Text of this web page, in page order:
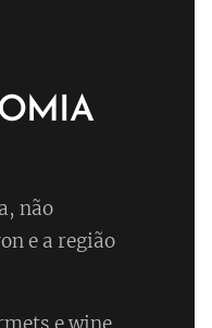
não
e a região